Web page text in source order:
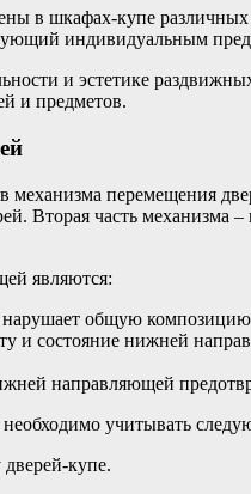
в шкафах-купе
индивидуальным
и эстетике
и предметов.
перемещения
Вторая часть механизма
являются:
общую
и состояние нижней
направляющей
учитывать
купе.